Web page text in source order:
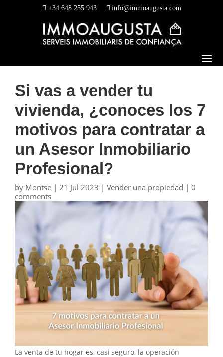
+34 648 255 943 info@immoaugusta.com
Si vas a vender tu
vivienda, ¿conoces los 7
motivos para contratar a
un Asesor Inmobiliario
Profesional?
by Montse | 21 Jul 2023 | Vender una propiedad | 0
comments
La venta de tu hogar es, casi seguro, la operación